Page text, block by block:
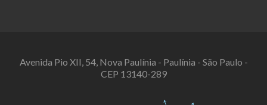
Avenida Pio XII, 54, Nova Paulínia - Paulínia - São Paulo -
CEP 13140-289